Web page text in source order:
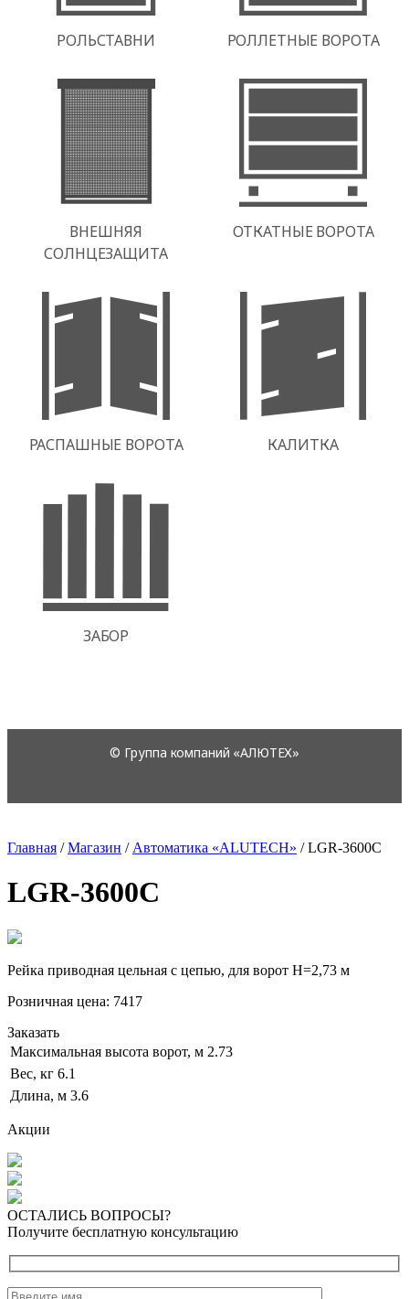
Главная /Магазин / Автоматика «ALUTECH» /LGR-3600C
LGR-3600C
Рейка приводная цельная с цепью, для ворот Н=2,73 м
Розничная цена: 7417
Заказать
Максимальная высота ворот, м 2.73
Вес, кг 6.1
Длина, м 3.6
Акции
ОСТАЛИСЬ ВОПРОСЫ?
Получите бесплатную консультацию